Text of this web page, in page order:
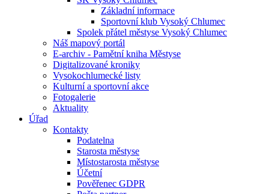
Základní informace
Sportovní klub Vysoký Chlumec
Spolek přátel městyse Vysoký Chlumec
Náš mapový portál
E-archiv - Pamětní kniha Městyse
Digitalizované kroniky
Vysokochlumecké listy
Kulturní a sportovní akce
Fotogalerie
Aktuality
Úřad
Kontakty
Podatelna
Starosta městyse
Místostarosta městyse
Účetní
Pověřenec GDPR